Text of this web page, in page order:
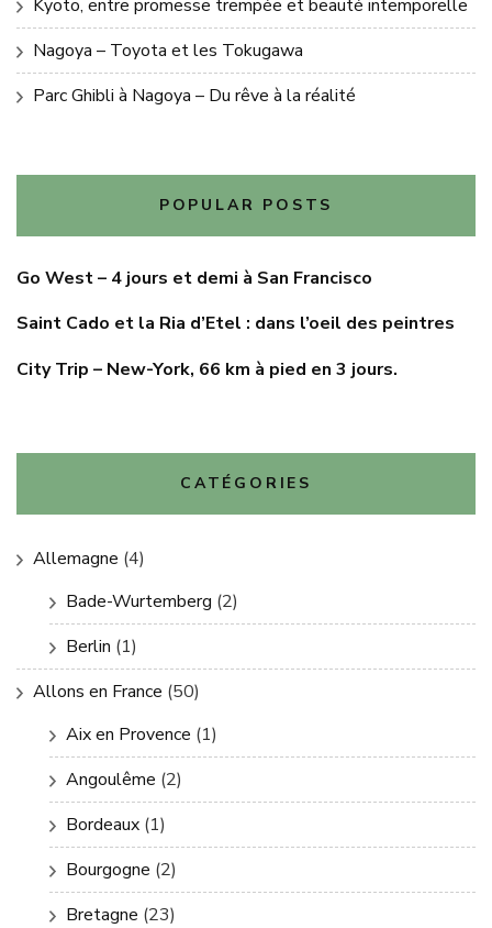
Kyoto, entre promesse trempée et beauté intemporelle
Nagoya – Toyota et les Tokugawa
Parc Ghibli à Nagoya – Du rêve à la réalité
POPULAR POSTS
Go West – 4 jours et demi à San Francisco
Saint Cado et la Ria d’Etel : dans l’oeil des peintres
City Trip – New-York, 66 km à pied en 3 jours.
CATÉGORIES
Allemagne (4)
Bade-Wurtemberg (2)
Berlin (1)
Allons en France (50)
Aix en Provence (1)
Angoulême (2)
Bordeaux (1)
Bourgogne (2)
Bretagne (23)